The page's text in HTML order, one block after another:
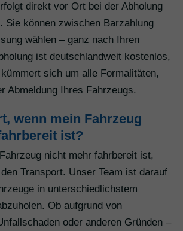
direkt vor Ort bei der Abholung
Sie können zwischen Barzahlung
wählen – ganz nach Ihren
ist deutschlandweit kostenlos,
sich um alle Formalitäten,
Abmeldung Ihres Fahrzeugs.
wenn mein Fahrzeug
ist?
nicht mehr fahrbereit ist,
Transport. Unser Team ist darauf
in unterschiedlichstem
Ob aufgrund von
oder anderen Gründen –